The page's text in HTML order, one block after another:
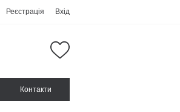
Контакти
Реєстрація Вхід